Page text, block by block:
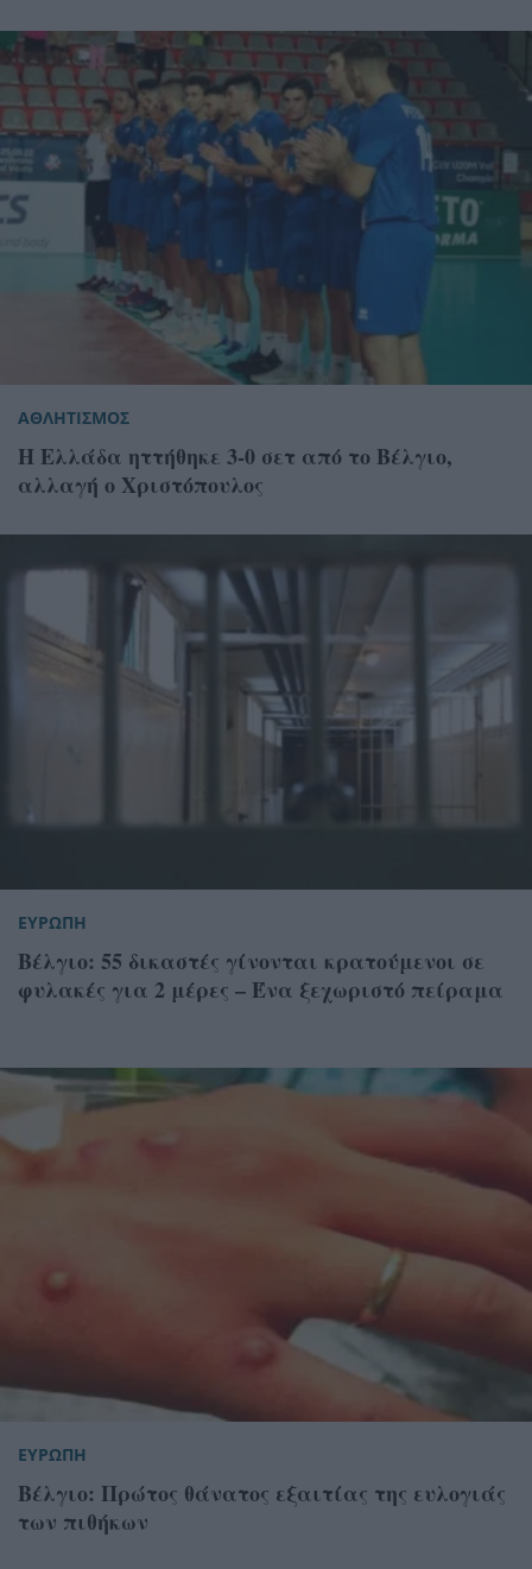
ΑΘΛΗΤΙΣΜΟΣ
Η Ελλάδα ηττήθηκε 3-0 σετ από το Βέλγιο,
αλλαγή ο Χριστόπουλος
ΕΥΡΩΠΗ
Βέλγιο: 55 δικαστές γίνονται κρατούμενοι σε
φυλακές για 2 μέρες – Ένα ξεχωριστό πείραμα
ΕΥΡΩΠΗ
Βέλγιο: Πρώτος θάνατος εξαιτίας της ευλογιάς
των πιθήκων